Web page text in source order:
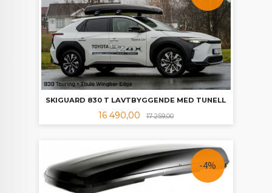
SKIGUARD 830 T LAVTBYGGENDE MED TUNELL
Tilbud
16 490,00 17 259,00Rabatt
-4%